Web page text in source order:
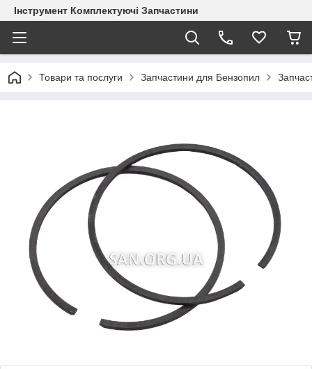
Інструмент Комплектуючі Запчастини
Товари та послуги Запчастини для Бензопил